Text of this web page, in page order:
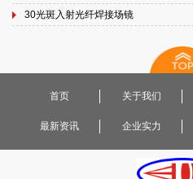
提升...
30光斑入射光纤焊接场镜
首页 关于我们
最新资讯 企业实力